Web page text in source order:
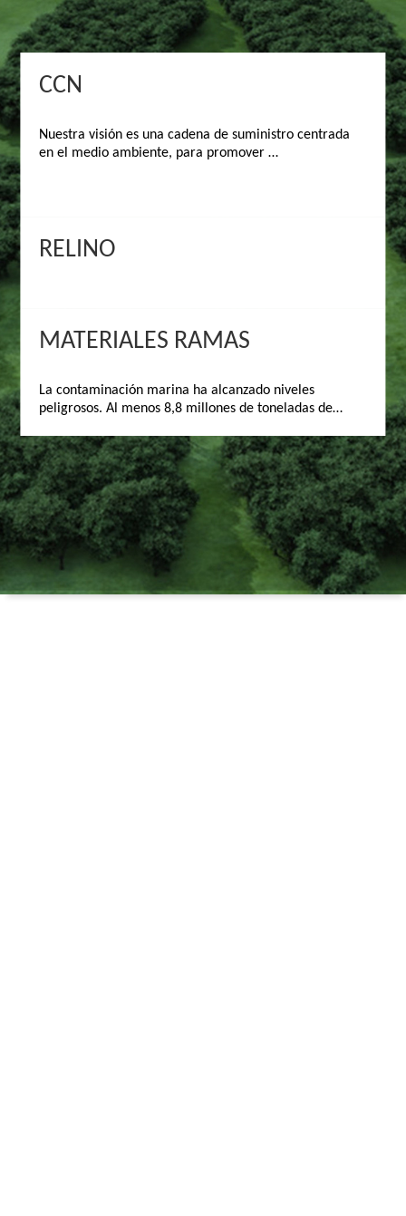
CCN
Nuestra visión es una cadena de suministro centrada
en el medio ambiente, para promover
Asegurar la protección ambiental ecológica de toda la
RELINO
MATERIALES RAMAS
La contaminación marina ha alcanzado niveles
peligrosos. Al menos 8,8 millones de toneladas de
cada año. ECOPOLlNO™ se extrae especialmente de
botellas de alto riesgo que terminan en el océano, por
lo que lo que se trata es la causa raíz de los plásticos
del océanoEstas botellas están en ausencia de un
sistema formal de eliminación de residuos o reciclaje
de países o regiones recogidas dentro de 50.000
kilómetros de costa, podemos resolver la
contaminación marina.